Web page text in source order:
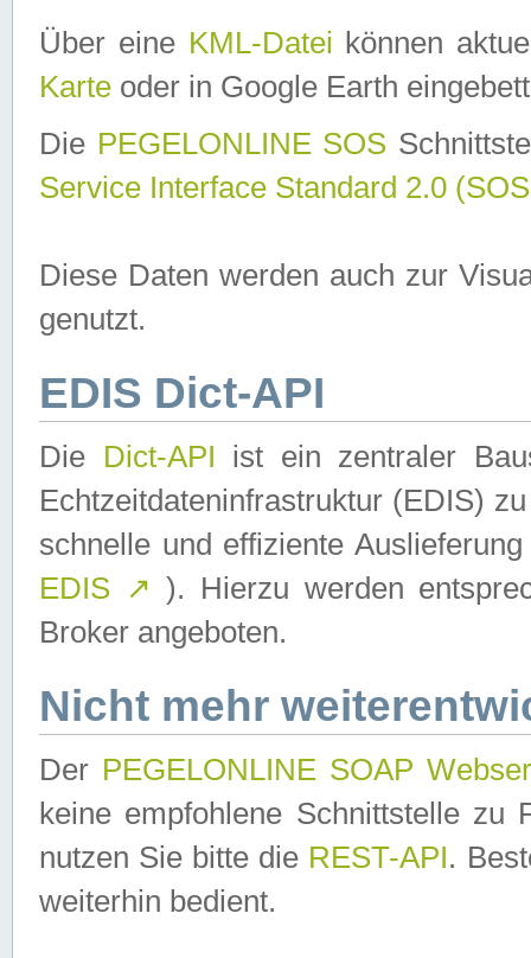
Über eine KML-Datei können
Karte oder in Google Earth
Die PEGELONLINE SOS
Service Interface Standard 2.0
Diese Daten werden auch zur
genutzt.
EDIS Dict-API
Die Dict-API ist ein zentraler
Echtzeitdateninfrastruktur (EDIS)
schnelle und effiziente
EDIS ↗ ). Hierzu werden
Broker angeboten.
Nicht mehr
Der PEGELONLINE SOAP
keine empfohlene Schnittstelle zu
nutzen Sie bitte die REST-API.
weiterhin bedient.